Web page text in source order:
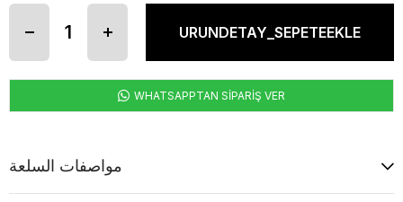
WHATSAPPTAN SİPARİŞ VER
مواصفات السلعة